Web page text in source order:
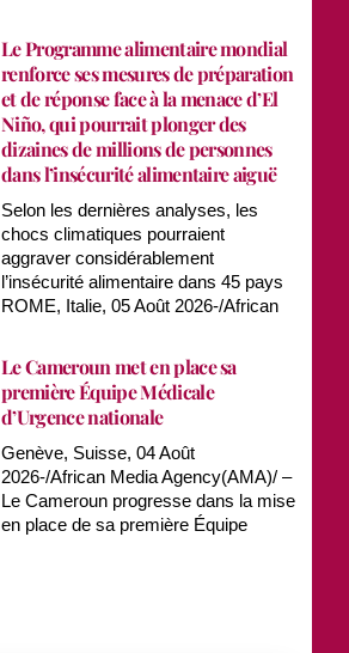
Le Programme alimentaire mondial
renforce ses mesures de préparation
et de réponse face à la menace d’El
Niño, qui pourrait plonger des
dizaines de millions de personnes
dans l’insécurité alimentaire aiguë
Selon les dernières analyses, les
chocs climatiques pourraient
aggraver considérablement
l’insécurité alimentaire dans 45 pays
ROME, Italie, 05 Août 2026-/African
Le Cameroun met en place sa
première Équipe Médicale
d’Urgence nationale
Genève, Suisse, 04 Août
2026-/African Media Agency(AMA)/ –
Le Cameroun progresse dans la mise
en place de sa première Équipe